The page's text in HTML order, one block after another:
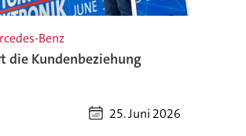
Benz
die Kundenbeziehung
25. Juni 2026